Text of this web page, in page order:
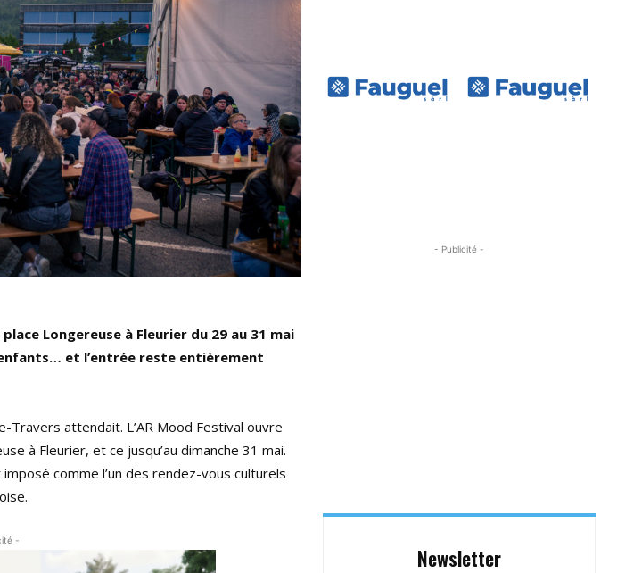
Longereuse à Fleurier du 29 au 31 mai
et l’entrée reste entièrement
Travers attendait. L’AR Mood Festival ouvre
à Fleurier, et ce jusqu’au dimanche 31 mai.
comme l’un des rendez-vous culturels
-
- Publicité -
Newsletter